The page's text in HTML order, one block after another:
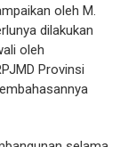
oleh M.
dilakukan
oleh
Provinsi